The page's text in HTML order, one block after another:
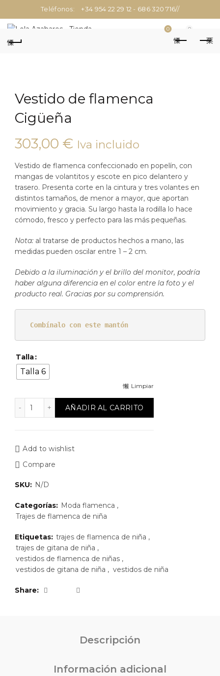
Teléfonos: +34 954 22 29 12 - 686 320 716//
0 0
Vestido de flamenca
Cigüeña
303,00 € Iva incluido
Vestido de flamenca confeccionado en popelín, con
mangas de volantitos y escote en pico delantero y
trasero. Presenta corte en la cintura y tres volantes en
distintos tamaños, de menor a mayor, que aportan
movimiento y gracia. Su largo hasta la rodilla lo hace
cómodo, fresco y perfecto para las más pequeñas.
Nota: al tratarse de productos hechos a mano, las
medidas pueden oscilar entre 1 – 2 cm.
Debido a la iluminación y el brillo del monitor, podría
haber alguna diferencia en el color entre la foto y el
producto real. Gracias por su comprensión.
Combínalo con este mantón
Talla
Talla 6
Limpiar
Vestido de flamenca Cigüeña cantidad
AÑADIR AL CARRITO
Add to wishlist
Compare
SKU: N/D
Categorías: Moda flamenca ,
Trajes de flamenca de niña
Etiquetas: trajes de flamenca de niña ,
trajes de gitana de niña ,
vestidos de flamenca de niñas ,
vestidos de gitana de niña , vestidos de niña
Share
Descripción
Información adicional